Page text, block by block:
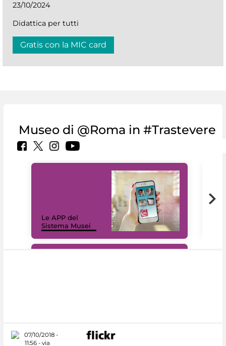
23/10/2024
Didattica per tutti
Gratis con la MIC card
Museo di @Roma in #Trastevere
Le APP del
Sistema Musei